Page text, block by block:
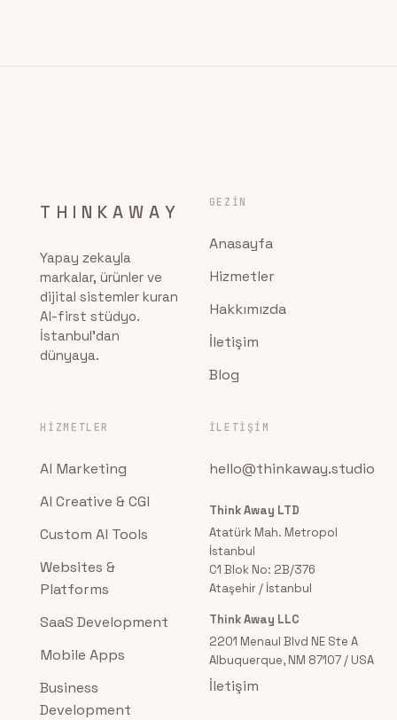
THINKAWAY
Yapay zekayla
markalar, ürünler ve
dijital sistemler kuran
AI-first stüdyo.
İstanbul'dan
dünyaya.
GEZIN
Anasayfa
Hizmetler
Hakkımızda
İletişim
Blog
HIZMETLER
AI Marketing
AI Creative & CGI
Custom AI Tools
Websites &
Platforms
SaaS Development
Mobile Apps
Business
Development
İLETIŞIM
hello@thinkaway.studio
Think Away LTD
Atatürk Mah. Metropol
İstanbul
C1 Blok No: 2B/376
Ataşehir / İstanbul
Think Away LLC
2201 Menaul Blvd NE Ste A
Albuquerque, NM 87107 / USA
İletişim